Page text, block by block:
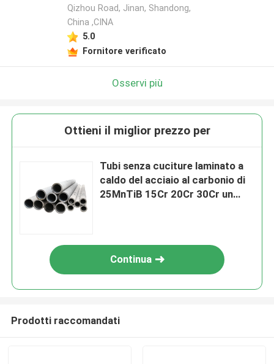
Qizhou Road, Jinan, Shandong,
China ,CINA
5.0
Fornitore verificato
Osservi più
Ottieni il miglior prezzo per
Tubi senza cuciture laminato a
caldo del acciaio al carbonio di
25MnTiB 15Cr 20Cr 30Cr un
Continua
Prodotti raccomandati